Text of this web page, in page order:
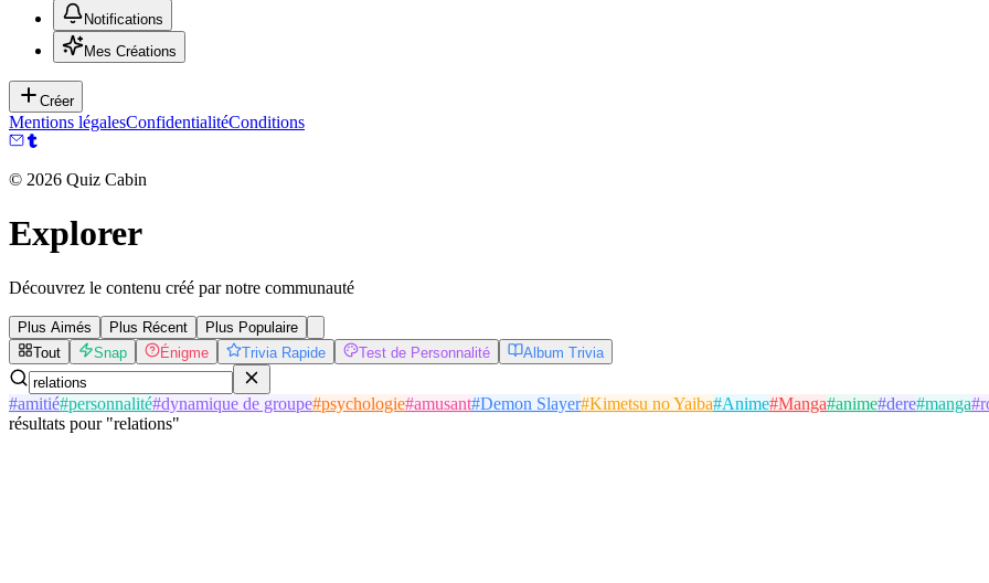
Notifications
Mes Créations
Créer
Mentions légalesConfidentialitéConditions
© 2026 Quiz Cabin
Explorer
Découvrez le contenu créé par notre communauté
Plus Aimés Plus Récent
Plus Populaire
Tout
Snap Énigme Trivia Rapide Test de Personnalité Album Trivia
#amitié#personnalité#dynamique de groupe#psychologie#amusant#Demon Slayer#Kimetsu no Yaiba#Anime#Manga#anime#dere#manga#
résultats pour"relations"